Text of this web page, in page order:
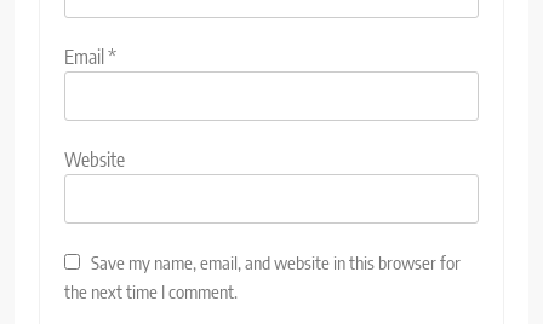
Email*
Website
Save my name, email, and website in this browser for
the next time I comment.